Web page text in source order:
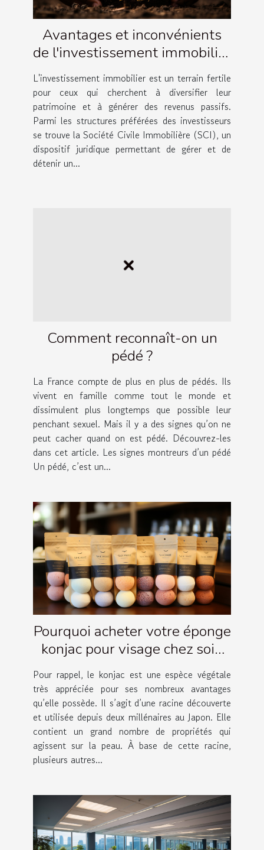
Avantages et inconvénients
de l'investissement immobilier
via une SCI
L'investissement immobilier est un terrain fertile
pour ceux qui cherchent à diversifier leur
patrimoine et à générer des revenus passifs.
Parmi les structures préférées des investisseurs
se trouve la Société Civile Immobilière (SCI), un
dispositif juridique permettant de gérer et de
détenir un...
Comment reconnaît-on un
pédé ?
La France compte de plus en plus de pédés. Ils
vivent en famille comme tout le monde et
dissimulent plus longtemps que possible leur
penchant sexuel. Mais il y a des signes qu’on ne
peut cacher quand on est pédé. Découvrez-les
dans cet article. Les signes montreurs d’un pédé
Un pédé, c’est un...
Pourquoi acheter votre éponge
konjac pour visage chez soin
Amalthée ?
Pour rappel, le konjac est une espèce végétale
très appréciée pour ses nombreux avantages
qu’elle possède. Il s’agit d’une racine découverte
et utilisée depuis deux millénaires au Japon. Elle
contient un grand nombre de propriétés qui
agissent sur la peau. À base de cette racine,
plusieurs autres...